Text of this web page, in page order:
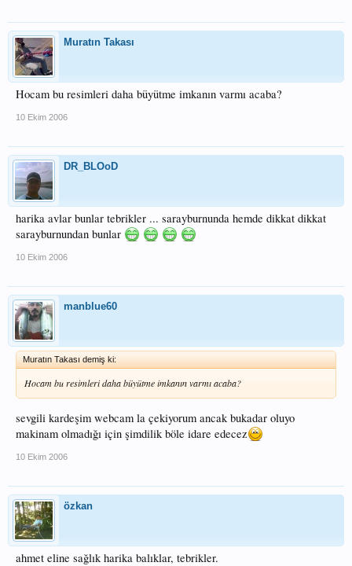
Muratın Takası
Hocam bu resimleri daha büyütme imkanın varmı acaba?
10 Ekim 2006
DR_BLOoD
harika avlar bunlar tebrikler ... sarayburnunda hemde dikkat dikkat
sarayburnundan bunlar
10 Ekim 2006
manblue60
Muratın Takası demiş ki:
Hocam bu resimleri daha büyütme imkanın varmı acaba?
sevgili kardeşim webcam la çekiyorum ancak bukadar oluyo
makinam olmadığı için şimdilik böle idare edecez
10 Ekim 2006
özkan
ahmet eline sağlık harika balıklar, tebrikler.